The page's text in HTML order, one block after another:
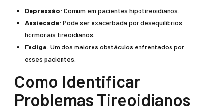
Depressão: Comum em pacientes hipotireoidianos.
Ansiedade: Pode ser exacerbada por desequilíbrios
hormonais tireoidianos.
Fadiga: Um dos maiores obstáculos enfrentados por
esses pacientes.
Como Identificar
Problemas Tireoidianos